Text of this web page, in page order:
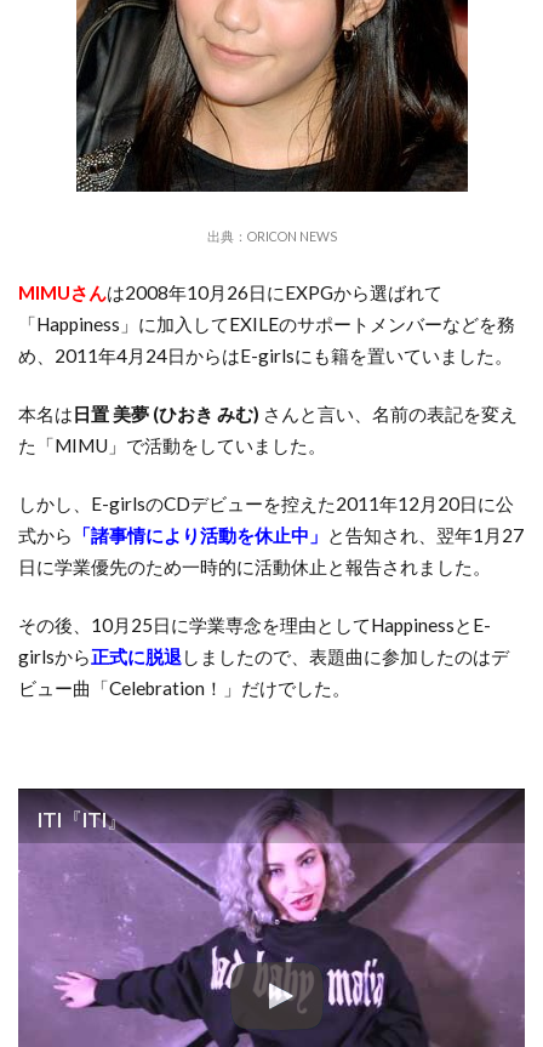
出典： ORICON NEWS
MIMUさんは2008年10月26日にEXPGから選ばれて
「Happiness」に加入してEXILEのサポートメンバーなどを務
め、2011年4月24日からはE-girlsにも籍を置いていました。
本名は 日置 美夢 (ひおき みむ) さんと言い、名前の表記を変え
た「MIMU」で活動をしていました。
しかし、E-girlsのCDデビューを控えた2011年12月20日に公
式から
「諸事情により活動を休止中」 と告知され、翌年1月27
日に学業優先のため一時的に活動休止と報告されました。
その後、10月25日に学業専念を理由としてHappinessとE-
girlsから正式に脱退 しましたので、表題曲に参加したのはデ
ビュー曲「Celebration！」だけでした。
ITI『ITI』